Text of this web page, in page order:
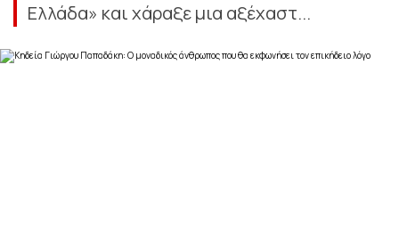
Ελλάδα» και χάραξε μια αξέχαστ...